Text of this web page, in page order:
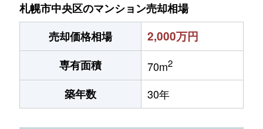
札幌市中央区のマンション売却相場
売却価格相場
2,000万円
専有面積 70m2
築年数 30年